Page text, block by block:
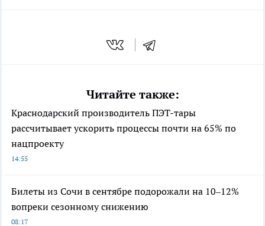
Читайте также:
Краснодарский производитель ПЭТ-тары
рассчитывает ускорить процессы почти на 65% по
нацпроекту
14:55
Билеты из Сочи в сентябре подорожали на 10–12%
вопреки сезонному снижению
08:17